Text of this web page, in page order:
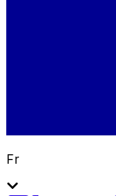
Fr